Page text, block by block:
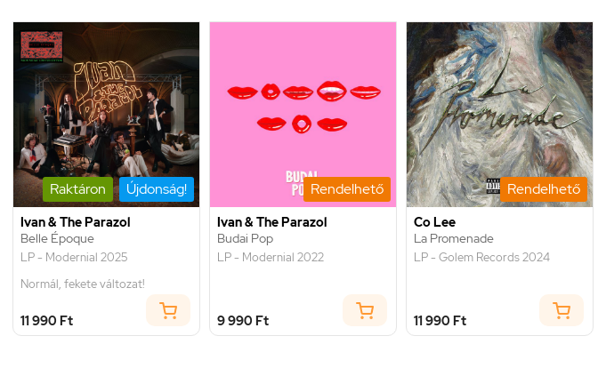
Raktáron Újdonság!
Ivan & The Parazol
Belle Époque
LP - Modernial 2025
Normál, fekete változat!
11 990 Ft
Rendelhető
Ivan & The Parazol
Budai Pop
LP - Modernial 2022
9 990 Ft
Rendelhető
Co Lee
La Promenade
LP - Golem Records 2024
11 990 Ft